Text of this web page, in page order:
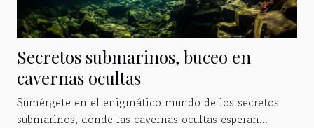
Secretos submarinos, buceo en
cavernas ocultas
Sumérgete en el enigmático mundo de los secretos
submarinos, donde las cavernas ocultas esperan...